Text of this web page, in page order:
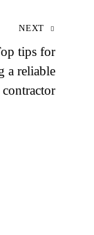
NEXT
tips for
a reliable
contractor